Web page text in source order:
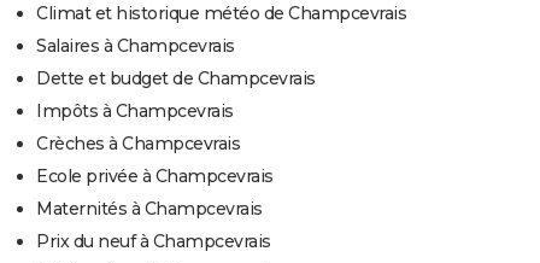
Climat et historique météo de Champcevrais
Salaires à Champcevrais
Dette et budget de Champcevrais
Impôts à Champcevrais
Crèches à Champcevrais
Ecole privée à Champcevrais
Maternités à Champcevrais
Prix du neuf à Champcevrais